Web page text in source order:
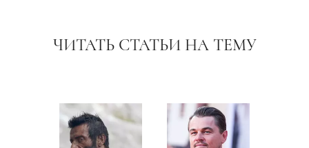
ЧИТАТЬ СТАТЬИ НА ТЕМУ